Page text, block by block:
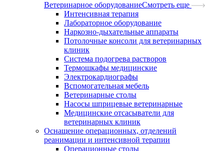
Ветеринарное оборудованиеСмотреть еще
Интенсивная терапия
Лабораторное оборудование
Наркозно-дыхательные аппараты
Потолочные консоли для ветеринарных
клиник
Система подогрева растворов
Термошкафы медицинские
Электрокардиографы
Вспомогательная мебель
Ветеринарные столы
Насосы шприцевые ветеринарные
Медицинские отсасыватели для
ветеринарных клиник
Оснащение операционных, отделений
реанимации и интенсивной терапии
Операционные столы